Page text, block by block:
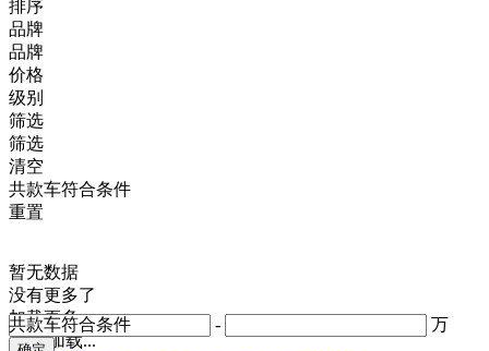
排序
品牌
品牌
价格
- 万
级别
共款车符合条件
筛选
筛选
清空
共款车符合条件
重置
暂无数据
没有更多了
加载更多
正在加载...